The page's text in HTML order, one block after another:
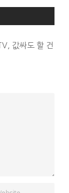
값싸도 할 건